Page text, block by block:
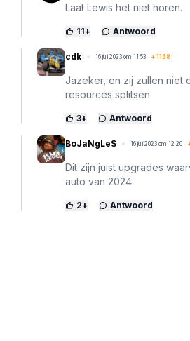
Laat Lewis het niet horen.
11+ Antwoord
cdk 16 juli 2023 om 11:53 + 1168
Jazeker, en zij zullen niet
resources splitsen.
3+ Antwoord
BoJaNgLeS 16 juli 2023 om 12:20
Dit zijn juist upgrades
auto van 2024.
2+ Antwoord